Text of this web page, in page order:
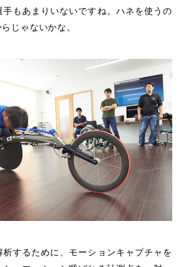
手もあまりいないですね。ハネを使うの
じゃないかな。
析するために、モーションキャプチャを